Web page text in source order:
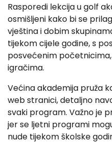
Rasporedi lekcija u golf
osmišljeni kako bi se
vještina i dobim
tijekom cijele godine, s
posvećenim
igračima.
Većina akademija pruža
web stranici, detaljno
svaki program. Važno je
jer se ljetni programi
nude tijekom školske